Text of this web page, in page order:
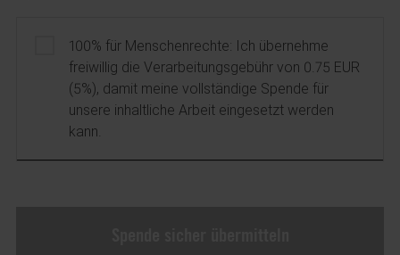
100% für Menschenrechte: Ich übernehme
freiwillig die Verarbeitungsgebühr von 0.75 EUR
(5%), damit meine vollständige Spende für
unsere inhaltliche Arbeit eingesetzt werden
kann.